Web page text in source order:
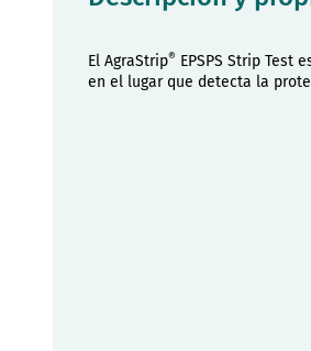
El AgraStrip® EPSPS Strip Test
en el lugar que detecta la